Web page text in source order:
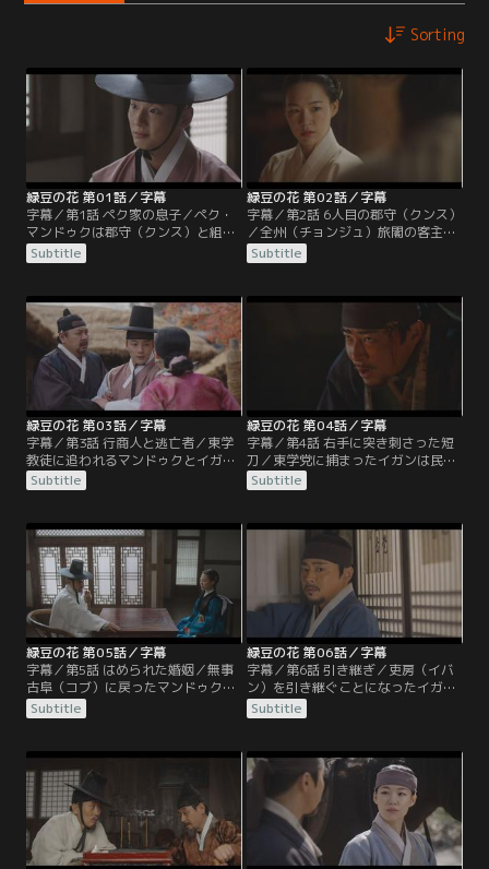
Sorting
緑豆の花 第01話／字幕
字幕／第1話 ペク家の息子／ペク・
マンドゥクは郡守（クンス）と組ん
で民を搾取する悪徳役人。使用人に
産ませた息子イガンは税の取り立て
挙受験を準備中。そこへ東学教徒チ
ョン・ボンジュンが腐敗を一掃する
ため決起を企てる。
Subtitle
緑豆の花 第02話／字幕
字幕／第2話 6人目の郡守（クンス）
／全州（チョンジュ）旅閣の客主
（ケクチュ）ソン・ジャインはケガ
を負った行首（ヘンス）チェ・ドッ
ね、会話の内容から沙鉢通文（サバ
ルトンムン）に書かれた民乱の主導
者が彼だと直感。そこへチョ・ビョ
ンガプが再び古阜（コブ）郡守とし
て赴任してくる。
Subtitle
緑豆の花 第03話／字幕
字幕／第3話 行商人と逃亡者／東学
教徒に追われるマンドゥクとイガン
は、米と引き換えに全州（チョンジ
ュ）旅閣の客主（ケクチュ）ソン・
を受けるため全州の姉の家にいたイ
ヒョンは民乱の知らせを聞き古阜
（コブ）に戻ろうとするが、姉に止
められる。
Subtitle
緑豆の花 第04話／字幕
字幕／第4話 右手に突き刺さった短
刀／東学党に捕まったイガンは民に
つるし上げにされるが、行きすぎた
復讐によって決起が失敗に終わるこ
放。そして保身に走ったマンドゥク
の部下ホンがマンドゥクの隠れ場を
ソクジュに密告する。
Subtitle
緑豆の花 第05話／字幕
字幕／第5話 はめられた婚姻／無事
古阜（コブ）に戻ったマンドゥクは
ジャインに沙鉢通文（サバルトンム
ン）を突きつけ米を売る約束を撤回
に派遣された按覈使（アネクサ）は
報復しないと約束した郡守（クン
ス）の言葉を覆して東学教徒を投獄
し、ソクジュを極刑に処すと言う。
Subtitle
緑豆の花 第06話／字幕
字幕／第6話 引き継ぎ／吏房（イバ
ン）を引き継ぐことになったイガン
だが、民から金を巻き上げるやり方
にどうにも心が落ち着かない。日本
方を捜すジャインは、ある日、再び
蜂起することを示唆する張り紙を発
見する。
Subtitle